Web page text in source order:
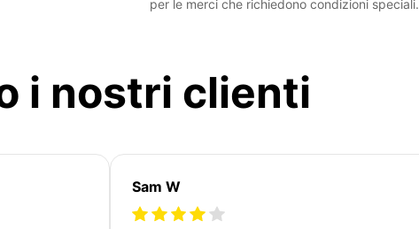
per le merci che richiedono condizioni speciali.
i nostri clienti
Sam W